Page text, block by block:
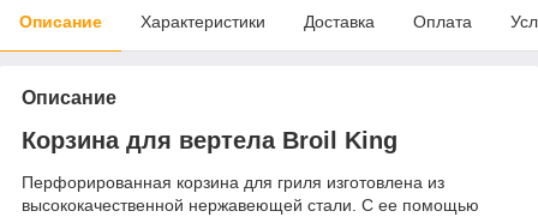
Описание Характеристики Доставка Оплата
Описание
Корзина для вертела Broil King
Перфорированная корзина для гриля изготовлена ​​из
высококачественной нержавеющей стали. С ее помощью